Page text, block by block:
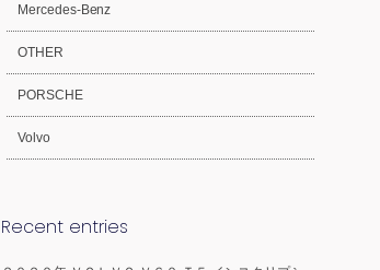
Mercedes-Benz
OTHER
PORSCHE
Volvo
Recent entries